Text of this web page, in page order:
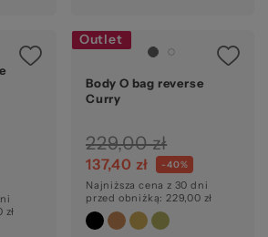
Outlet
Body O bag reverse
Curry
229,00 zł
137,40 zł -40%
Najniższa cena z 30 dni
przed obniżką: 229,00 zł